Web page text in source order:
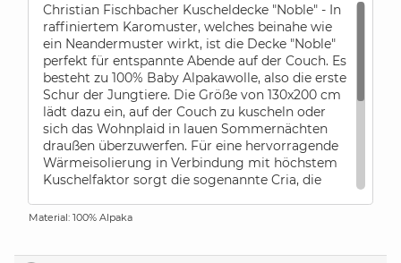
Christian Fischbacher Kuscheldecke "Noble" - In
raffiniertem Karomuster, welches beinahe wie
ein Neandermuster wirkt, ist die Decke "Noble"
perfekt für entspannte Abende auf der Couch. Es
besteht zu 100% Baby Alpakawolle, also die erste
Schur der Jungtiere. Die Größe von 130x200 cm
lädt dazu ein, auf der Couch zu kuscheln oder
sich das Wohnplaid in lauen Sommernächten
draußen überzuwerfen. Für eine hervorragende
Wärmeisolierung in Verbindung mit höchstem
Kuschelfaktor sorgt die sogenannte Cria, die
besonders leicht und haben einen hohlen Kern.
Material: 100% Alpaka